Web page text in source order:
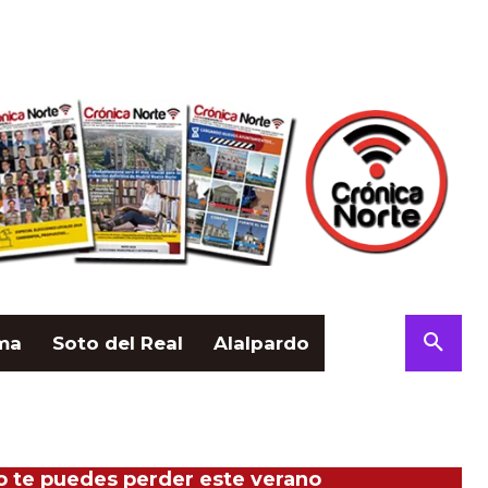
Soto del Real Alalpardo
te puedes perder este verano